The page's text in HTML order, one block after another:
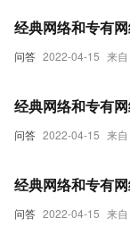
问答 2022-04-15 来
经典网络和专有
问答 2022-04-15 来
经典网络和专有
问答 2022-04-15 来
经典网络和专有